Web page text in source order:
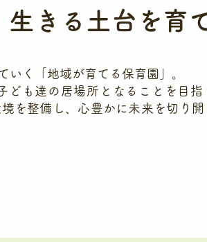
きる土台を育
いく「地域が育てる保育園」。
も達の居場所となることを目指
を整備し、心豊かに未来を切り